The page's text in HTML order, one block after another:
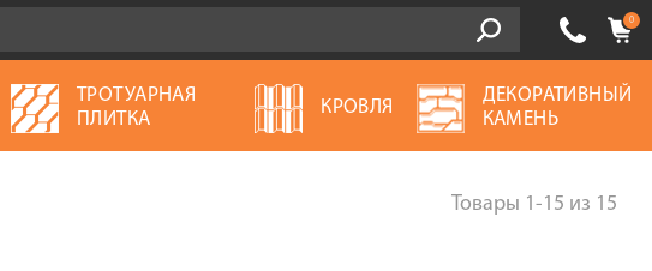
0
ТРОТУАРНАЯ
ПЛИТКА
КРОВЛЯ
ДЕКОРАТИВНЫЙ
КАМЕНЬ
Товары 1-15 из 15